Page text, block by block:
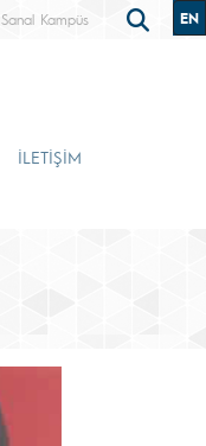
Sanal Kampüs EN
İLETİŞİM